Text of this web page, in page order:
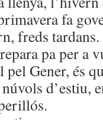
fa
freds tardans.
pa per a
pel Gener, és
d’estiu,